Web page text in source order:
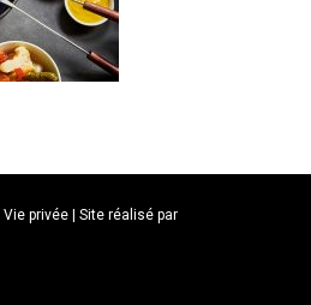
Vie privée | Site réalisé par